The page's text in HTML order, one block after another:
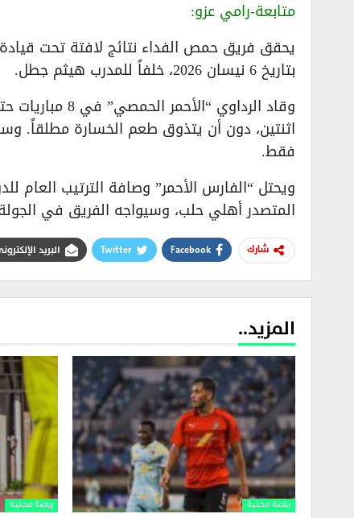
متابعة-رامي عزو:
يحقق فريق حمص الفداء نتائج لافتة تحت
بتاريخ 6 نيسان 2026، خلفاً للمدرب هيثم جطل.
فقط.
المتصدر أهلي حلب، وسيواجه الفريق في
شارك Facebook
Twitter البريد
المزيد..
رياضة محلية رياضة محلية